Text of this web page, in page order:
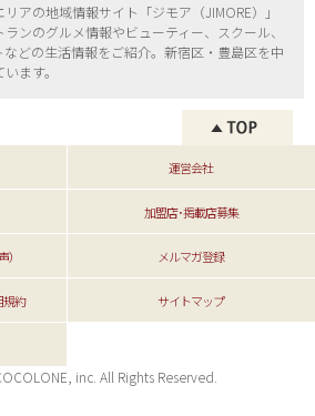
アの地域情報サイト「ジモア（JIMORE）」
ンのグルメ情報やビューティー、
スクール、
どの生活情報をご紹介。新宿区・ 豊島区を中
ます。
運営会社
加盟店･掲載店募集
メルマガ登録
規約 サイトマップ
inc. All Rights Reserved.